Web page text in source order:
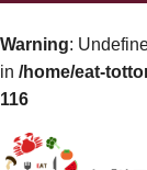
Warning:
in /home/eat-
116